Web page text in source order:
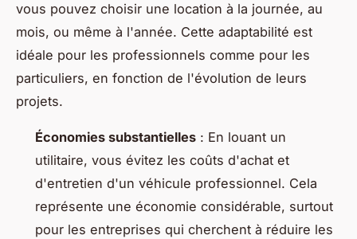
vous pouvez choisir une location à la journée, au
mois, ou même à l'année. Cette adaptabilité est
idéale pour les professionnels comme pour les
particuliers, en fonction de l'évolution de leurs
projets.
Économies substantielles : En louant un
utilitaire, vous évitez les coûts d'achat et
d'entretien d'un véhicule professionnel. Cela
représente une économie considérable, surtout
pour les entreprises qui cherchent à réduire les